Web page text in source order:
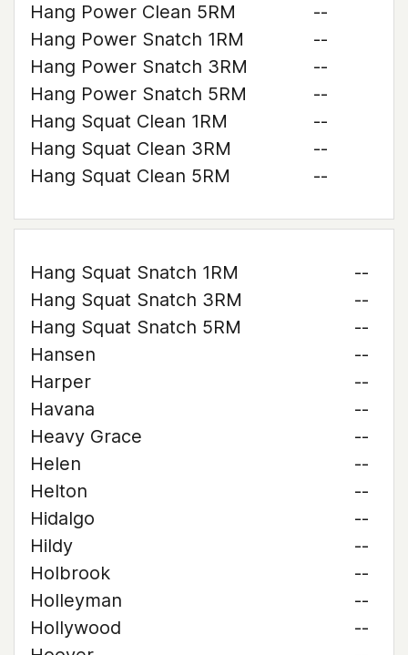
Hang Power Clean 5RM
--
Hang Power Snatch 1RM
--
Hang Power Snatch 3RM
--
Hang Power Snatch 5RM
--
Hang Squat Clean 1RM
--
Hang Squat Clean 3RM
--
Hang Squat Clean 5RM
--
Hang Squat Snatch 1RM
--
Hang Squat Snatch 3RM
--
Hang Squat Snatch 5RM
--
Hansen
--
Harper
--
Havana
--
Heavy Grace
--
Helen
--
Helton
--
Hidalgo
--
Hildy
--
Holbrook
--
Holleyman
--
Hollywood
--